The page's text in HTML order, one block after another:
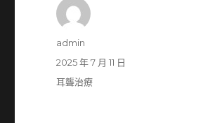
作
admin
發
佈
2025 年 7 月 11 日
分
耳聾治療